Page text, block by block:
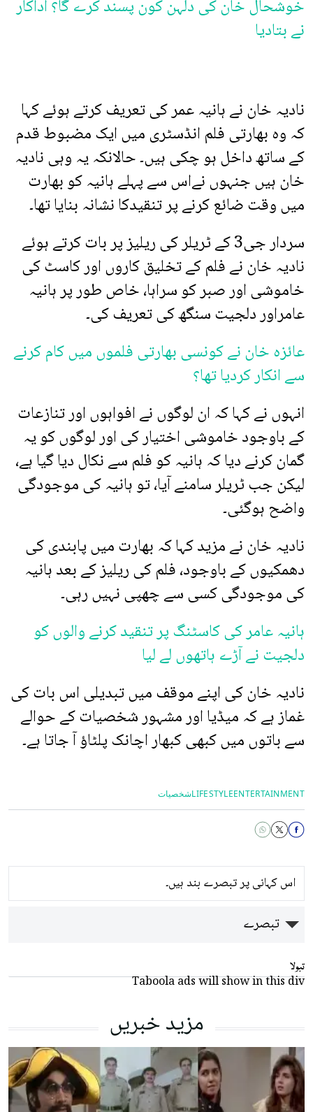
خوشحال خان کی دلہن کون پسند کرے گا؟ اداکار
نے بتادیا
نادیہ خان نے ہانیہ عمر کی تعریف کرتے ہوئے کہا
کہ وہ بھارتی فلم انڈسٹری میں ایک مضبوط قدم
کے ساتھ داخل ہو چکی ہیں۔ حالانکہ یہ وہی نادیہ
خان ہیں جنہوں نےاس سے پہلے ہانیہ کو بھارت
میں وقت ضائع کرنے پر تنقیدکا نشانہ بنایا تھا۔
سردار جی3 کے ٹریلر کی ریلیز پر بات کرتے ہوئے
نادیہ خان نے فلم کے تخلیق کاروں اور کاسٹ کی
خاموشی اور صبر کو سراہا، خاص طور پر ہانیہ
عامراور دلجیت سنگھ کی تعریف کی۔
عائزہ خان نے کونسی بھارتی فلموں میں کام کرنے
سے انکار کردیا تھا؟
انہوں نے کہا کہ ان لوگوں نے افواہوں اور تنازعات
کے باوجود خاموشی اختیار کی اور لوگوں کو یہ
گمان کرنے دیا کہ ہانیہ کو فلم سے نکال دیا گیا ہے،
لیکن جب ٹریلر سامنے آیا، تو ہانیہ کی موجودگی
واضح ہوگئی۔
نادیہ خان نے مزید کہا کہ بھارت میں پابندی کی
دھمکیوں کے باوجود، فلم کی ریلیز کے بعد ہانیہ
کی موجودگی کسی سے چھپی نہیں رہی۔
ہانیہ عامر کی کاسٹنگ پر تنقید کرنے والوں کو
دلجیت نے آڑے ہاتھوں لے لیا
نادیہ خان کی اپنے موقف میں تبدیلی اس بات کی
غماز ہے کہ میڈیا اور مشہور شخصیات کے حوالے
سے باتوں میں کبھی کبھار اچانک پلٹاؤ آ جاتا ہے۔
ENTERTAINMENT
LIFESTYLEشخصیات
اس کہانی پر تبصرے بند ہیں۔
تبصرے
تبولا
Taboola ads will show in this div
مزید خبریں